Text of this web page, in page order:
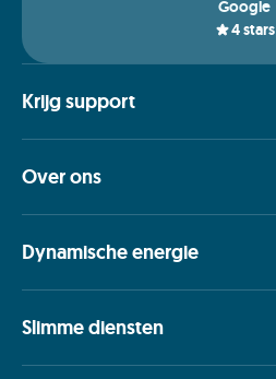
Google
4stars
Krijg support
Over ons
Dynamische energie
Slimme diensten